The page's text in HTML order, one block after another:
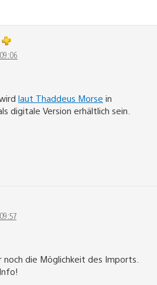
laut Thaddeus Morse in
digitale Version erhältlich sein.
die Möglichkeit des Imports.